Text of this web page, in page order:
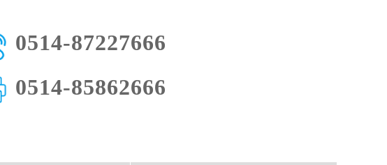
0514-87227666
0514-85862666